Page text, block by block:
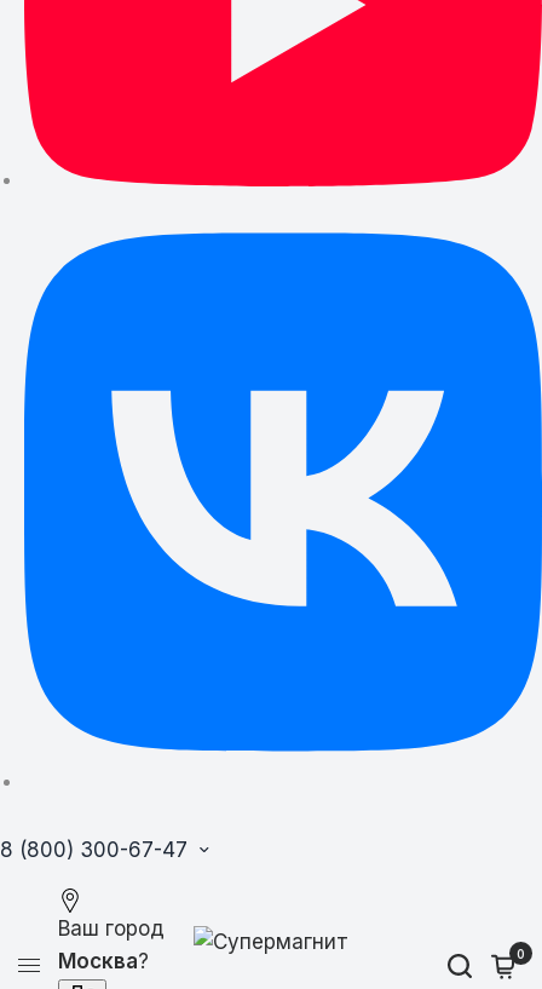
8 (800) 300-67-47
Ваш город
Москва? 0